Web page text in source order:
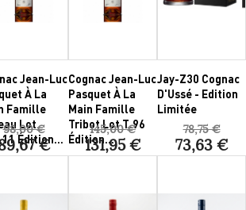
Jean-Luc
À La
Famille
Lot
Édition...
98,00 €
€
Cognac Jean-Luc
Pasquet À La
Main Famille
Tribot Lot T.96
Édition...
145,00 €
131,95 €
Jay-Z30 Cognac
D'Ussé - Edition
Limitée
78,75 €
73,63 €